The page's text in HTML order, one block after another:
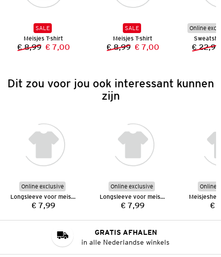
SALE
Meisjes T-shirt
Vorige prijs:
€ 8,99 Nieuwe prijs:
€ 7,00
SALE
Meisjes T-shirt
Vorige prijs:
€ 8,99 Nieuwe prijs:
€ 7,00
Online
€ 22,99
Dit zou voor jou ook interessant kunnen
zijn
Online exclusive
Longsleeve voor meisjes
Prijs:
€ 7,99
Online exclusive
Longsleeve voor meisjes
Prijs:
€ 7,99
Online
€
GRATIS AFHALEN
in alle Nederlandse winkels